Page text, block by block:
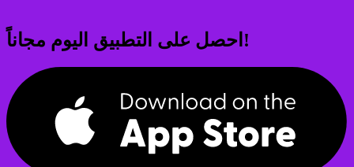
احصل على التطبيق اليوم مجاناً!